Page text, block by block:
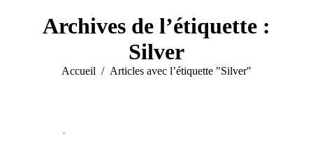
Archives de l’étiquette :
Silver
Vous êtes ici :
Accueil Articles avec l’étiquette "Silver"